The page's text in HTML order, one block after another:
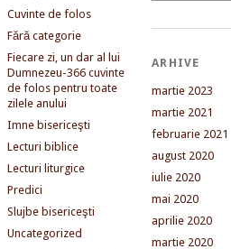
Cuvinte de folos
Fără categorie
Fiecare zi, un dar al lui
Dumnezeu-366 cuvinte
de folos pentru toate
zilele anului
Imne bisericeşti
Lecturi biblice
Lecturi liturgice
Predici
Slujbe bisericeşti
Uncategorized
ARHIVE
martie 2023
martie 2021
februarie 2021
august 2020
iulie 2020
mai 2020
aprilie 2020
martie 2020